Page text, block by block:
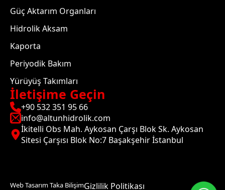
Güç Aktarım Organları
Hidrolik Aksam
Kaporta
Periyodik Bakım
Yürüyüş Takımları
İletişime Geçin
+90 532 351 95 66
info@altunhidrolik.com
İkitelli Obs Mah. Aykosan Çarşı Blok Sk. Aykosan
Sitesi Çarşısı Blok No:7 Başakşehir İstanbul
Web Tasarım Taka BilişimGizlilik Politikası